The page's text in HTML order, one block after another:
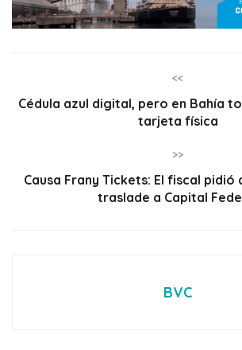
<<
Cédula azul digital, pero en Bahía
tarjeta física
>>
Causa Frany Tickets: El fiscal pidió
traslade a Capital
BVC